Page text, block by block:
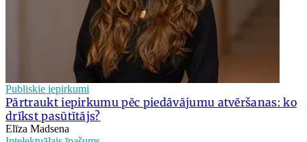
Publiskie iepirkumi
Pārtraukt iepirkumu pēc piedāvājumu atvēršanas: ko
drīkst pasūtītājs?
Elīza Madsena